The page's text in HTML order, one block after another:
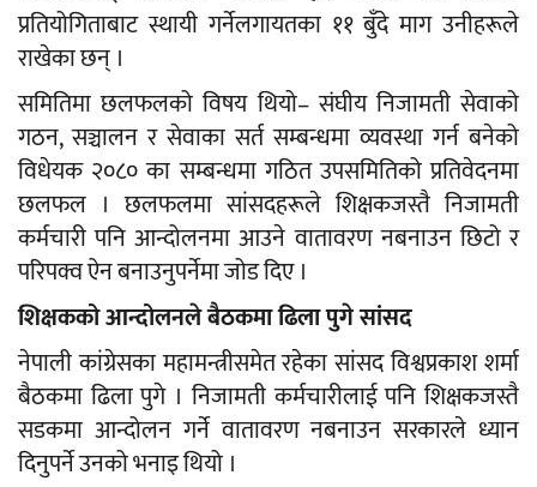
प्रतियोगिताबाट स्थायी गर्नेलगायतका ११ बुँदे माग उनीहरूले
राखेका छन् ।
समितिमा छलफलको विषय थियो– संघीय निजामती सेवाको
गठन, सञ्चालन र सेवाका सर्त सम्बन्धमा व्यवस्था गर्न बनेको
विधेयक २०८० का सम्बन्धमा गठित उपसमितिको प्रतिवेदनमा
छलफल । छलफलमा सांसदहरूले शिक्षकजस्तै निजामती
कर्मचारी पनि आन्दोलनमा आउने वातावरण नबनाउन छिटो र
परिपक्व ऐन बनाउनुपर्नेमा जोड दिए ।
शिक्षकको आन्दोलनले बैठकमा ढिला पुगे सांसद
नेपाली कांग्रेसका महामन्त्रीसमेत रहेका सांसद विश्वप्रकाश शर्मा
बैठकमा ढिला पुगे । निजामती कर्मचारीलाई पनि शिक्षकजस्तै
सडकमा आन्दोलन गर्ने वातावरण नबनाउन सरकारले ध्यान
दिनुपर्ने उनको भनाइ थियो ।